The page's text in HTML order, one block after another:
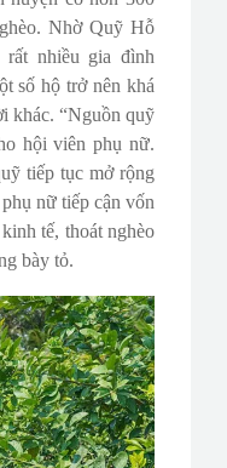
Nhờ Quỹ Hỗ
nhiều gia đình
số hộ trở nên khá
khác. “Nguồn quỹ
hội viên phụ nữ.
tiếp tục mở rộng
nữ tiếp cận vốn
tế, thoát nghèo
bày tỏ.